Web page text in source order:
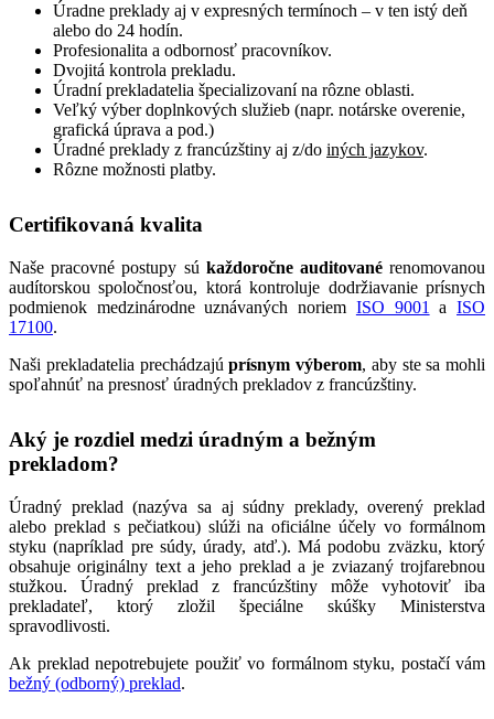
Úradne preklady aj v expresných termínoch – v ten istý deň
alebo do 24 hodín.
Profesionalita a odbornosť pracovníkov.
Dvojitá kontrola prekladu.
Úradní prekladatelia špecializovaní na rôzne oblasti.
Veľký výber doplnkových služieb (napr. notárske overenie,
grafická úprava a pod.)
Úradné preklady z francúzštiny aj z/do iných jazykov.
Rôzne možnosti platby.
Certifikovaná kvalita
Naše pracovné postupy sú každoročne auditovanérenomovanou
audítorskou spoločnosťou, ktorá kontroluje dodržiavanie prísnych
podmienok medzinárodne uznávaných noriem ISO 9001 aISO
17100.
Naši prekladatelia prechádzajúprísnym výberom, aby ste sa mohli
spoľahnúť na presnosť úradných prekladov z francúzštiny.
Aký je rozdiel medzi úradným a bežným
prekladom?
Úradný preklad (nazýva sa aj súdny preklady, overený preklad
alebo preklad s pečiatkou) slúži na oficiálne účely vo formálnom
styku (napríklad pre súdy, úrady, atď.). Má podobu zväzku, ktorý
obsahuje originálny text a jeho preklad a je zviazaný trojfarebnou
stužkou. Úradný preklad z francúzštiny môže vyhotoviť iba
prekladateľ, ktorý zložil špeciálne skúšky Ministerstva
spravodlivosti.
Ak preklad nepotrebujete použiť vo formálnom styku, postačí vám
bežný (odborný) preklad.